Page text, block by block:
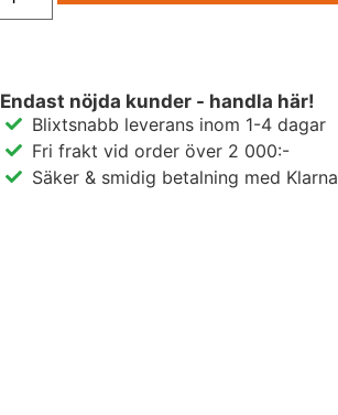
Endast nöjda kunder - handla här!
Blixtsnabb leverans inom 1-4 dagar
Fri frakt vid order över 2 000:-
Säker & smidig betalning med Klarna